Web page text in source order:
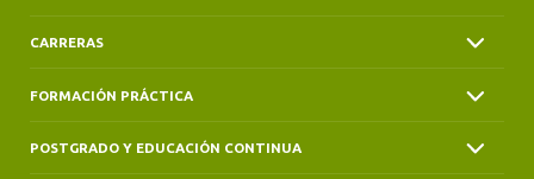
CARRERAS
FORMACIÓN PRÁCTICA
POSTGRADO Y EDUCACIÓN CONTINUA